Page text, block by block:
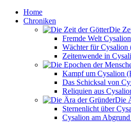
Home
Chroniken
Die
Fremde Welt
Wächter für
Zeitenwende in
Kampf um Cysalion
Das Schicksal von
Reliquien aus
Die
Sternenlicht über
Cysalion am